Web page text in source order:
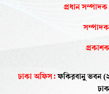
প্রধান
ঢাকা অফিস:ফকিরবানু ভবন